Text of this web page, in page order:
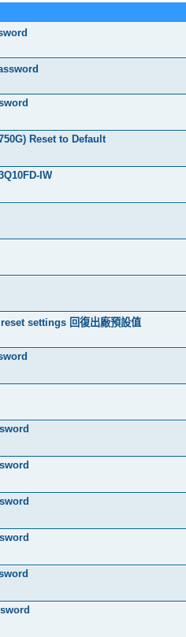
Reset to Default
IW
settings 回復出廠預設值